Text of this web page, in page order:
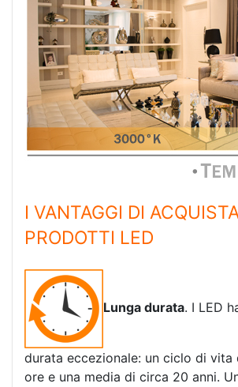
I VANTAGGI DI
PRODOTTI LED
Lunga durata. I LED
durata eccezionale: un ciclo di
ore e una media di circa 20 anni.